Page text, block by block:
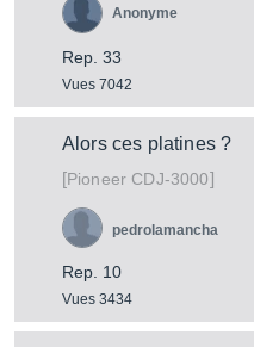
Rep. 33
Vues 7042
Anonyme
Alors ces platines ?
[Pioneer CDJ-3000]
Rep. 10
Vues 3434
pedrolamancha